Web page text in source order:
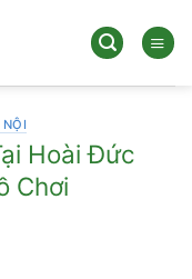
NỘI
Hoài Đức
Chơi